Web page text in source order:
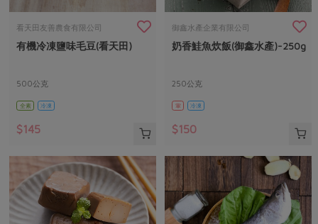
看天田友善農食有限公司
有機冷凍鹽味毛豆(看天田)
500公克
全素 冷凍
$145
御鑫水產企業有限公司
奶香鮭魚炊飯(御鑫水產)-250g
250公克
葷 冷凍
$150